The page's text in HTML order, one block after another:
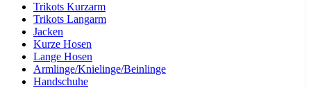
Trikots Kurzarm
Trikots Langarm
Jacken
Kurze Hosen
Lange Hosen
Armlinge/Knielinge/Beinlinge
Handschuhe